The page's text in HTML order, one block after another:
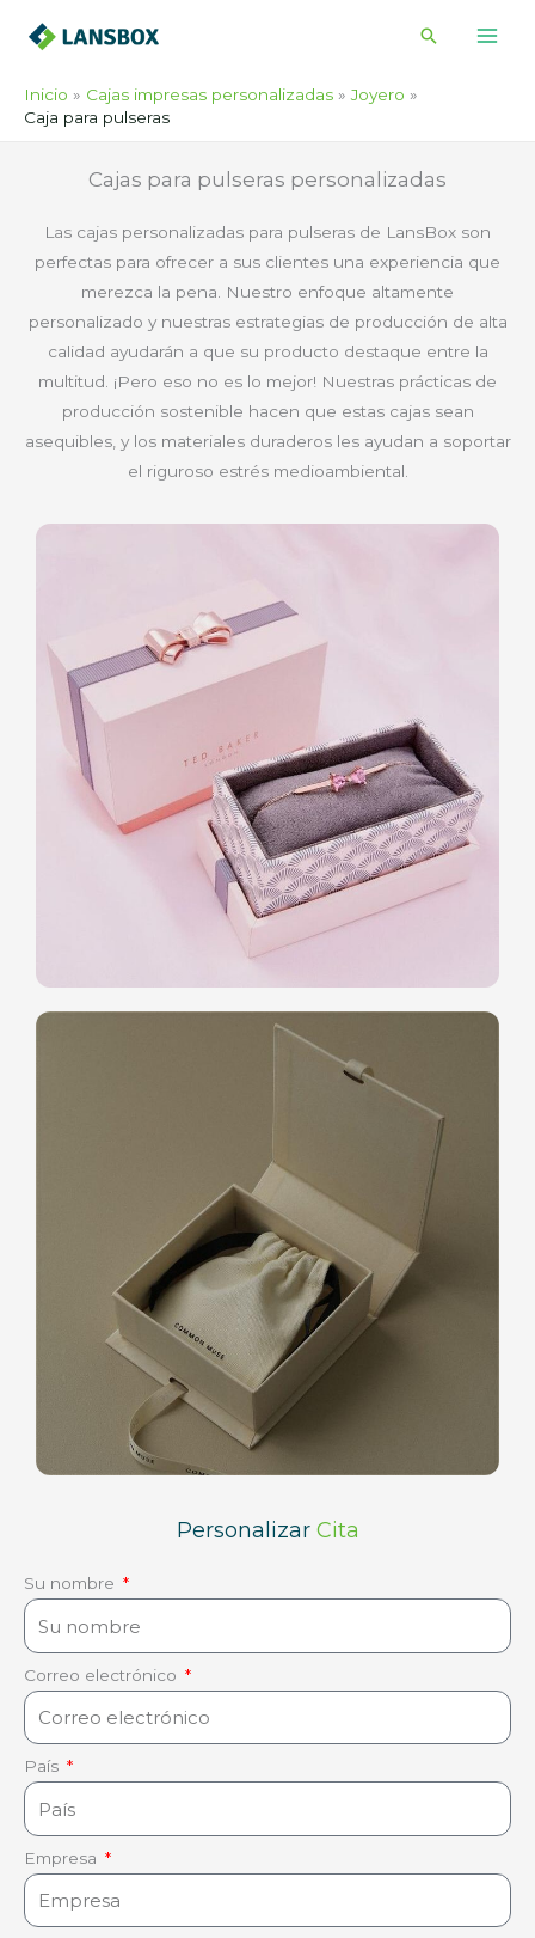
Buscar
Inicio Cajas impresas personalizadas
Joyero
Caja para pulseras
Cajas para pulseras personalizadas
Las cajas personalizadas para pulseras de LansBox son
perfectas para ofrecer a sus clientes una experiencia que
merezca la pena. Nuestro enfoque altamente
personalizado y nuestras estrategias de producción de alta
calidad ayudarán a que su producto destaque entre la
multitud. ¡Pero eso no es lo mejor! Nuestras prácticas de
producción sostenible hacen que estas cajas sean
asequibles, y los materiales duraderos les ayudan a soportar
el riguroso estrés medioambiental.
Personalizar Cita
Su nombre
Correo electrónico
País
Empresa